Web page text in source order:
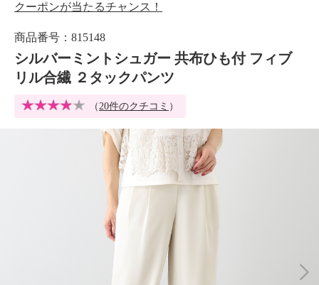
クーポンが当たるチャンス！
商品番号：815148
シルバーミントシュガー 共布ひも付 フィブ
リル合繊 ２タックパンツ
（20件のクチコミ ）